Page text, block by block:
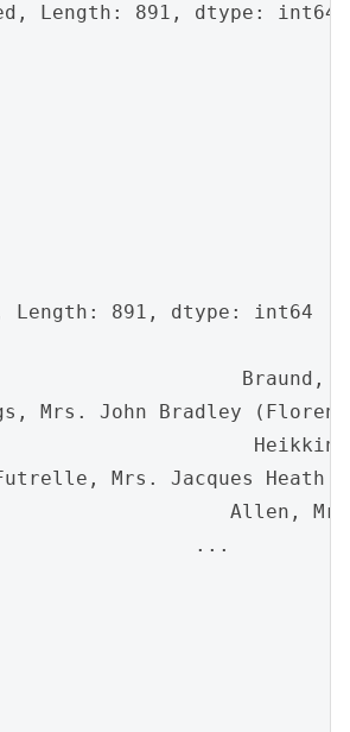
Length: 891, dtype: int64
Length: 891, dtype: int64
Braund, Mr.
Mrs. John Bradley
Heikkinen,
Mrs. Jacques Heath
Allen, Mr.